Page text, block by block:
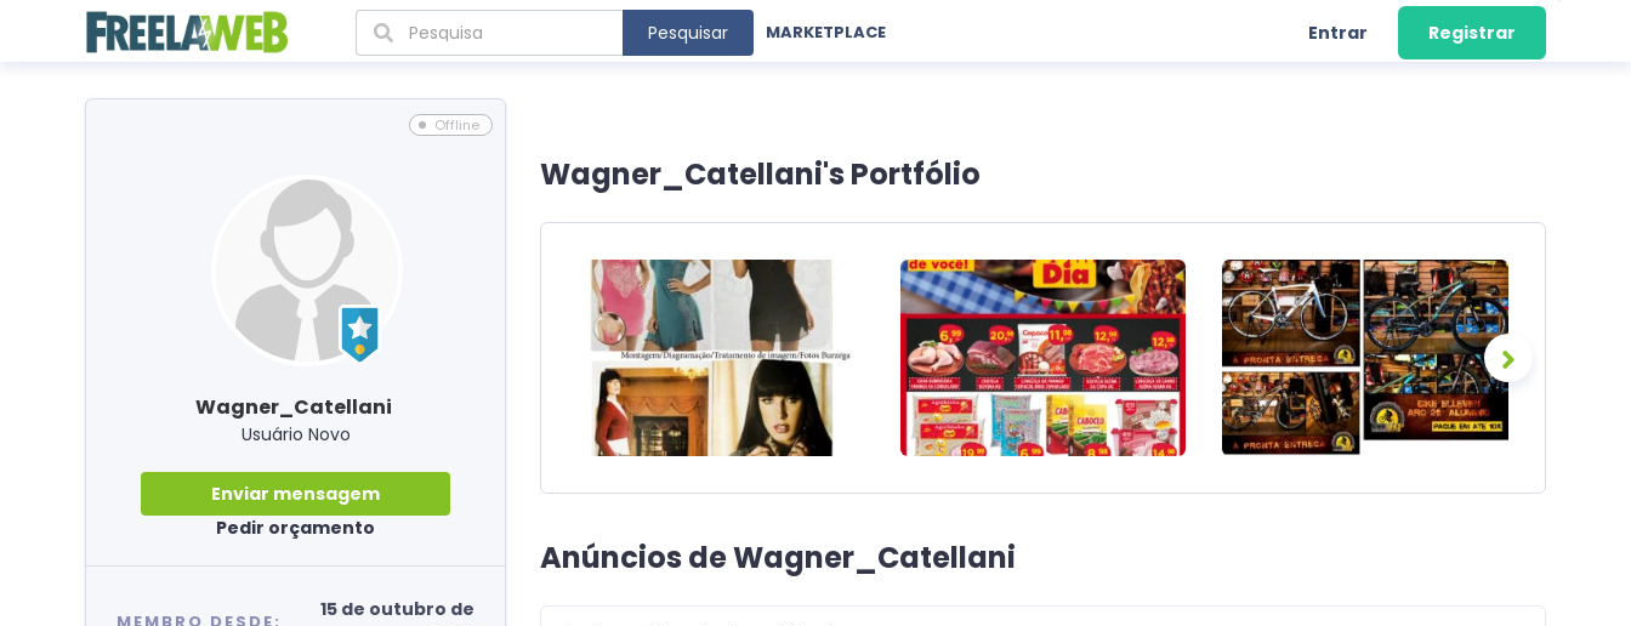
Pesquisar MARKETPLACE Entrar Registrar
Offline
Wagner_Catellani
Usuário Novo
Enviar mensagem
Pedir orçamento
15 de outubro de
Wagner_Catellani's Portfólio
Anúncios de Wagner_Catellani